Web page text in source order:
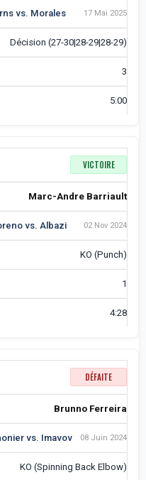
vs. Morales 17 Mai 2025
Décision (27-30|28-29|28-29)
3
5:00
VICTOIRE
Marc-Andre Barriault
vs. Albazi 02 Nov 2024
KO (Punch)
1
4:28
DÉFAITE
Brunno Ferreira
vs. Imavov 08 Juin 2024
KO (Spinning Back Elbow)